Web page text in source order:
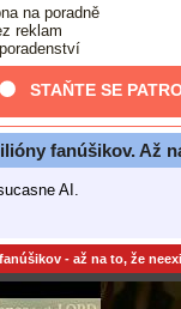
na poradně
reklam
STAŇTE SE
fanúšikov. Až
AI.
- až na to, že